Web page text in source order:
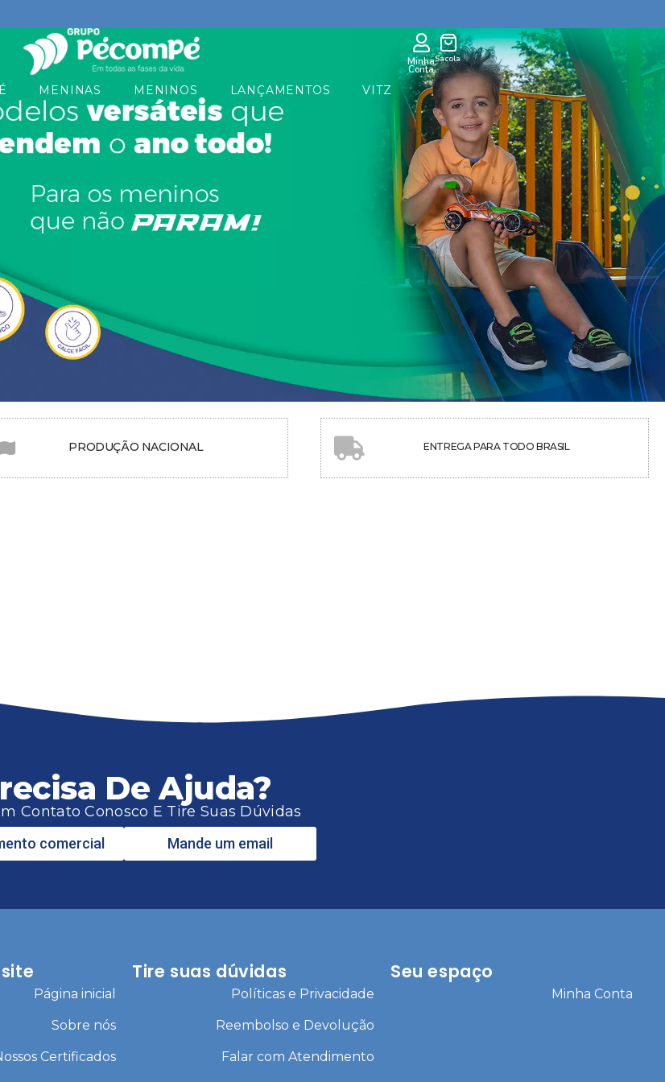
Minha
Conta
Sacola
MENINAS MENINOS LANÇAMENTOS VITZ
PRODUÇÃO NACIONAL ENTREGA PARA TODO BRASIL
De Ajuda?
Contato Conosco E Tire Suas Dúvidas
comercial Mande um email
Página inicial
Sobre nós
Certificados
Tire suas dúvidas
Políticas e Privacidade
Reembolso e Devolução
Falar com Atendimento
Seu espaço
Minha Conta